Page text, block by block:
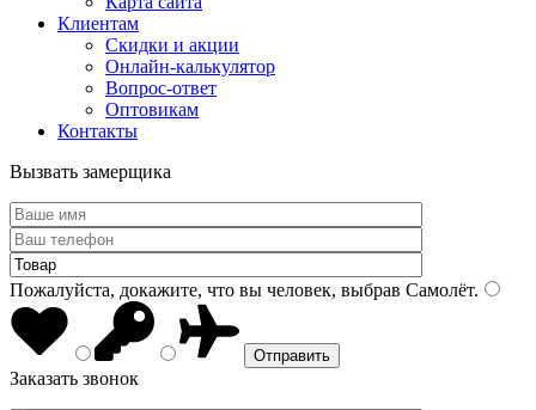
Клиентам
Скидки и акции
Онлайн-калькулятор
Вопрос-ответ
Оптовикам
Контакты
Вызвать замерщика
Пожалуйста, докажите, что вы человек, выбрав Самолёт.
Заказать звонок